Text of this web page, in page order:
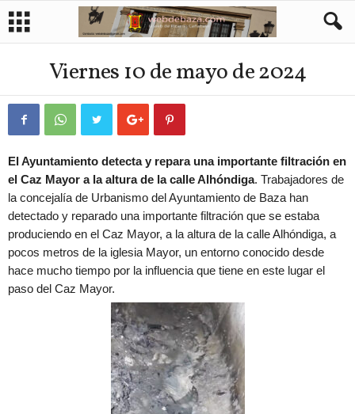
Viernes 10 de mayo de 2024
El Ayuntamiento detecta y repara una importante filtración en
el Caz Mayor a la altura de la calle Alhóndiga. Trabajadores de
la concejalía de Urbanismo del Ayuntamiento de Baza han
detectado y reparado una importante filtración que se estaba
produciendo en el Caz Mayor, a la altura de la calle Alhóndiga, a
pocos metros de la iglesia Mayor, un entorno conocido desde
hace mucho tiempo por la influencia que tiene en este lugar el
paso del Caz Mayor.